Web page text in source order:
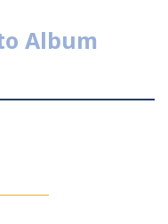
Album